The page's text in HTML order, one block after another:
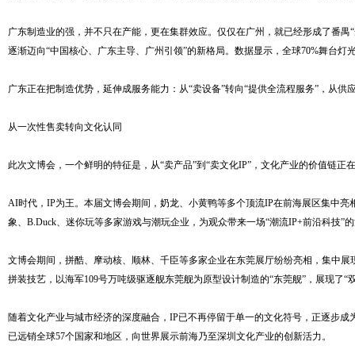
广东制造业的强，并不只在产能，更在集群效应。仅仅在广州，就已经形成了番
逐渐迈向“中国核心、广东主导、广州引领”的新格局。数据显示，全球70%舞台
广东正在把制造优势，延伸成服务能力：从“卖设备”转向“提供全流程服务”，从
从一次性售卖转向文化认同
此次文博会，一个鲜明的特征是，从“卖产品”到“卖文化IP”，文化产业的价值链正
AI时代，IP为王。本届文博会期间，奶龙、小黄鸭等多个顶流IP在前海展区集中亮
象、B.Duck、迷你玩等多家游戏与潮玩企业，为观众带来一场“潮流IP+前沿科技”
文博会期间，拼酷、摩动核、顺林、千臣等多家企业在东莞展厅纷纷亮相，集中
拼装技艺，以海军109号万吨级驱逐舰东莞舰为原型设计制造的“东莞舰”，展现了
随着文化产业与城市经济的深度融合，IP已不再停留于单一的文化符号，正逐步
已远销全球57个国家和地区，向世界展示前海乃至深圳文化产业的创新活力。